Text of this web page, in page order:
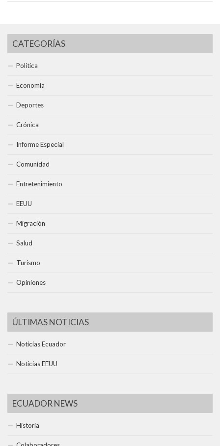
CATEGORÍAS
Política
Economía
Deportes
Crónica
Informe Especial
Comunidad
Entretenimiento
EEUU
Migración
Salud
Turismo
Opiniones
ÚLTIMAS NOTICIAS
Noticias Ecuador
Noticias EEUU
ECUADOR NEWS
Historia